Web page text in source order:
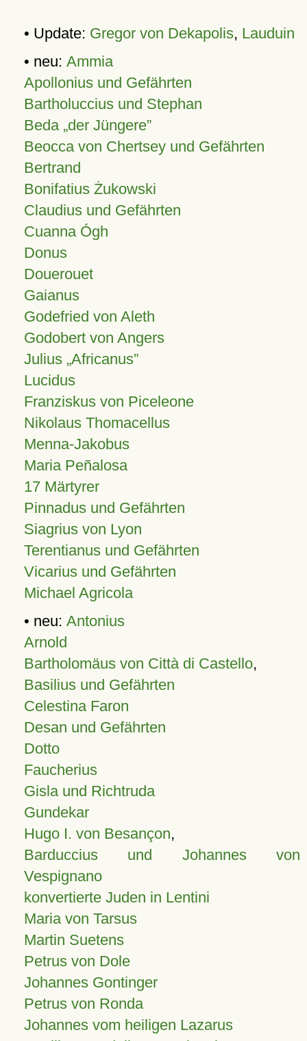
• Update: Gregor von Dekapolis, Lauduin
• neu: Ammia
Apollonius und Gefährten
Bartholuccius und Stephan
Beda „der Jüngere”
Beocca von Chertsey und Gefährten
Bertrand
Bonifatius Żukowski
Claudius und Gefährten
Cuanna Ógh
Donus
Douerouet
Gaianus
Godefried von Aleth
Godobert von Angers
Julius Africanus
Lucidus
Franziskus von Piceleone
Nikolaus Thomacellus
Menna-Jakobus
Maria Peñalosa
17 Märtyrer
Pinnadus und Gefährten
Siagrius von Lyon
Terentianus und Gefährten
Vicarius und Gefährten
Michael Agricola
• neu: Antonius
Arnold
Bartholomäus von Città di Castello,
Basilius und Gefährten
Celestina Faron
Desan und Gefährten
Dotto
Faucherius
Gisla und Richtruda
Gundekar
Hugo I. von Besançon,
Barduccius und Johannes von
Vespignano
konvertierte Juden in Lentini
Maria von Tarsus
Martin Suetens
Petrus von Dole
Johannes Gontinger
Petrus von Ronda
Johannes vom heiligen Lazarus